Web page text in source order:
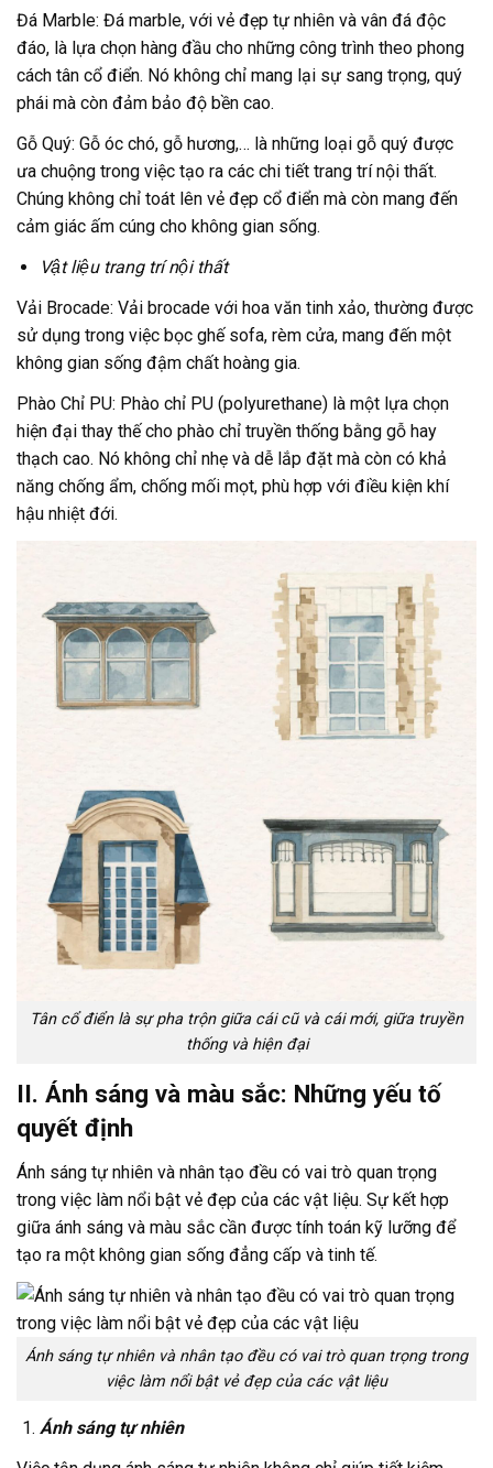
Đá Marble: Đá marble, với vẻ đẹp tự nhiên và vân đá độc
đáo, là lựa chọn hàng đầu cho những công trình theo phong
cách tân cổ điển. Nó không chỉ mang lại sự sang trọng, quý
phái mà còn đảm bảo độ bền cao.
Gỗ Quý: Gỗ óc chó, gỗ hương,… là những loại gỗ quý được
ưa chuộng trong việc tạo ra các chi tiết trang trí nội thất.
Chúng không chỉ toát lên vẻ đẹp cổ điển mà còn mang đến
cảm giác ấm cúng cho không gian sống.
Vật liệu trang trí nội thất
Vải Brocade: Vải brocade với hoa văn tinh xảo, thường được
sử dụng trong việc bọc ghế sofa, rèm cửa, mang đến một
không gian sống đậm chất hoàng gia.
Phào Chỉ PU: Phào chỉ PU (polyurethane) là một lựa chọn
hiện đại thay thế cho phào chỉ truyền thống bằng gỗ hay
thạch cao. Nó không chỉ nhẹ và dễ lắp đặt mà còn có khả
năng chống ẩm, chống mối mọt, phù hợp với điều kiện khí
hậu nhiệt đới.
Tân cổ điển là sự pha trộn giữa cái cũ và cái mới, giữa truyền
thống và hiện đại
II. Ánh sáng và màu sắc: Những yếu tố
quyết định
Ánh sáng tự nhiên và nhân tạo đều có vai trò quan trọng
trong việc làm nổi bật vẻ đẹp của các vật liệu. Sự kết hợp
giữa ánh sáng và màu sắc cần được tính toán kỹ lưỡng để
tạo ra một không gian sống đẳng cấp và tinh tế.
Ánh sáng tự nhiên và nhân tạo đều có vai trò quan trọng trong
việc làm nổi bật vẻ đẹp của các vật liệu
Ánh sáng tự nhiên